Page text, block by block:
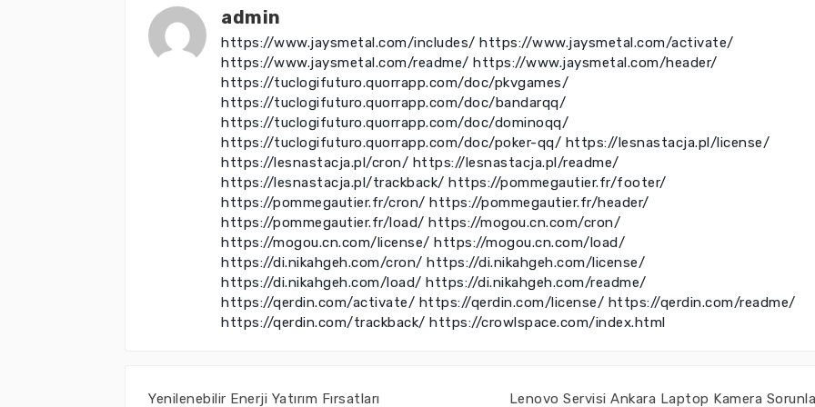
admin
https://www.jaysmetal.com/includes/ https://www.jaysmetal.com/activate/
https://www.jaysmetal.com/readme/ https://www.jaysmetal.com/header/
https://tuclogifuturo.quorrapp.com/doc/pkvgames/
https://tuclogifuturo.quorrapp.com/doc/bandarqq/
https://tuclogifuturo.quorrapp.com/doc/dominoqq/
https://tuclogifuturo.quorrapp.com/doc/poker-qq/ https://lesnastacja.pl/license/
https://lesnastacja.pl/cron/ https://lesnastacja.pl/readme/
https://lesnastacja.pl/trackback/ https://pommegautier.fr/footer/
https://pommegautier.fr/cron/ https://pommegautier.fr/header/
https://pommegautier.fr/load/ https://mogou.cn.com/cron/
https://mogou.cn.com/license/ https://mogou.cn.com/load/
https://di.nikahgeh.com/cron/ https://di.nikahgeh.com/license/
https://di.nikahgeh.com/load/ https://di.nikahgeh.com/readme/
https://qerdin.com/activate/ https://qerdin.com/license/ https://qerdin.com/readme/
https://qerdin.com/trackback/ https://crowlspace.com/index.html
Yenilenebilir Enerji Yatırım Fırsatları Lenovo Servisi Ankara Laptop Kamera